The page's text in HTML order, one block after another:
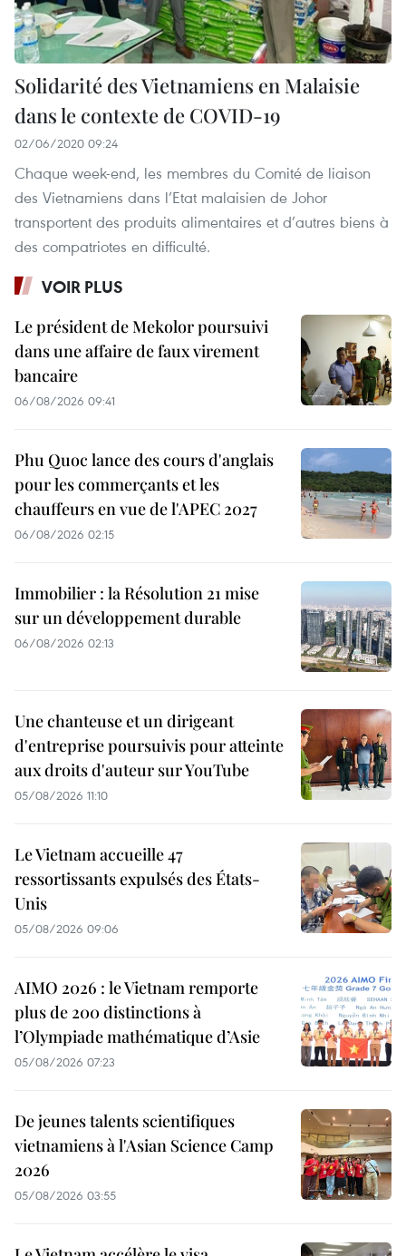
Solidarité des Vietnamiens en Malaisie
dans le contexte de COVID-19
02/06/2020 09:24
Chaque week-end, les membres du Comité de liaison
des Vietnamiens dans l’Etat malaisien de Johor
transportent des produits alimentaires et d’autres biens à
des compatriotes en difficulté.
VOIR PLUS
Le président de Mekolor poursuivi
dans une affaire de faux virement
bancaire
06/08/2026 09:41
Phu Quoc lance des cours d'anglais
pour les commerçants et les
chauffeurs en vue de l'APEC 2027
06/08/2026 02:15
Immobilier : la Résolution 21 mise
sur un développement durable
06/08/2026 02:13
Une chanteuse et un dirigeant
d'entreprise poursuivis pour atteinte
aux droits d'auteur sur YouTube
05/08/2026 11:10
Le Vietnam accueille 47
ressortissants expulsés des États-
Unis
05/08/2026 09:06
AIMO 2026 : le Vietnam remporte
plus de 200 distinctions à
l’Olympiade mathématique d’Asie
05/08/2026 07:23
De jeunes talents scientifiques
vietnamiens à l'Asian Science Camp
2026
05/08/2026 03:55